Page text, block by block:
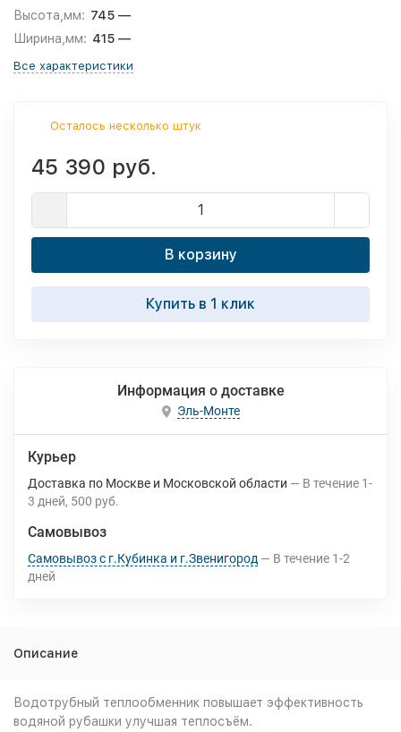
Высота,мм: 745 —
Ширина,мм: 415 —
Все характеристики
Осталось несколько штук
45 390 руб.
В корзину
Купить в 1 клик
Информация о доставке
Эль-Монте
Курьер
Доставка по Москве и Московской области В течение 1-
3 дней 500 руб.
Самовывоз
Самовывоз с г.Кубинка и г.Звенигород В течение 1-2
дней
Описание
Водотрубный теплообменник повышает эффективность
водяной рубашки улучшая теплосъём.